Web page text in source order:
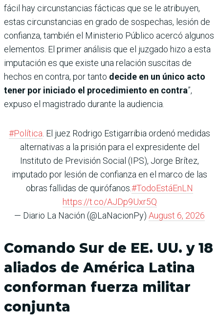
fácil hay circunstancias fácticas que se le atribuyen,
estas circunstancias en grado de sospechas, lesión de
confianza, también el Ministerio Público acercó algunos
elementos. El primer análisis que el juzgado hizo a esta
imputación es que existe una relación suscitas de
hechos en contra, por tanto decide en un único acto
tener por iniciado el procedimiento en contra”,
expuso el magistrado durante la audiencia.
#Política . El juez Rodrigo Estigarribia ordenó medidas
alternativas a la prisión para el expresidente del
Instituto de Previsión Social (IPS), Jorge Brítez,
imputado por lesión de confianza en el marco de las
obras fallidas de quirófanos.#TodoEstáEnLN
https://t.co/AJDp9Uxr5Q
— Diario La Nación (@LaNacionPy) August 6, 2026
Comando Sur de EE. UU. y 18
aliados de América Latina
conforman fuerza militar
conjunta